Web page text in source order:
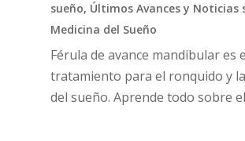
sueño, Últimos Avances y Noticias
Medicina del Sueño
Férula de avance mandibular es
tratamiento para el ronquido y
del sueño. Aprende todo sobre